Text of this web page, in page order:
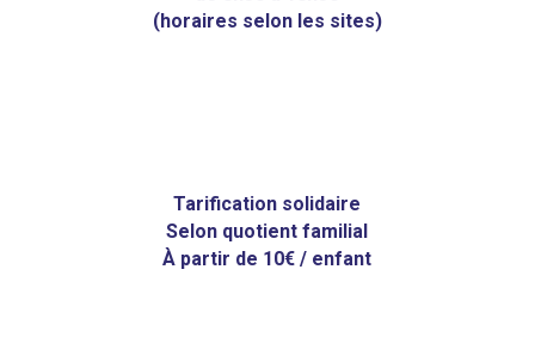
(horaires selon les sites)
Tarification solidaire
Selon quotient familial
À partir de 10€ / enfant